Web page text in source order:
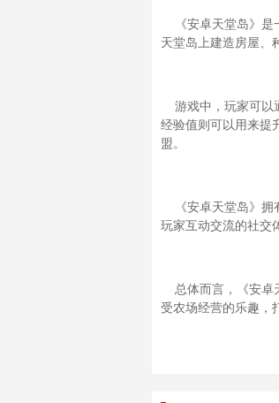
《安卓天堂岛》是
天堂岛上建造房屋、
游戏中，玩家可以
经验值则可以用来提
盟。
《安卓天堂岛》拥
玩家互动交流的社交
总体而言，《安卓
受农场经营的乐趣，